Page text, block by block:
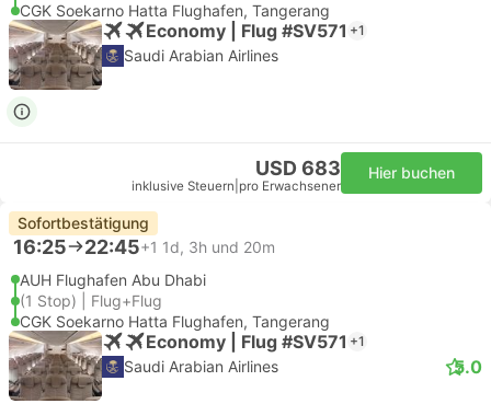
CGK Soekarno Hatta Flughafen, Tangerang
Economy | Flug #SV571 +1
Saudi Arabian Airlines
USD 683
inklusive Steuern pro Erwachsener
Hier buchen
Sofortbestätigung
16:25 22:45+1 1d, 3h und 20m
AUH Flughafen Abu Dhabi
(1 Stop) | Flug+Flug
CGK Soekarno Hatta Flughafen, Tangerang
Economy | Flug #SV571 +1
Saudi Arabian Airlines 5.0